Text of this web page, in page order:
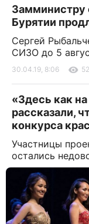
Замминистру
Бурятии
Сергей
СИЗО до 5
30.04.19, 8:06
«Здесь как
рассказали,
конкурса
Участницы
остались